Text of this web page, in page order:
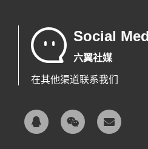
Social
六翼社媒
在其他渠道联系我们